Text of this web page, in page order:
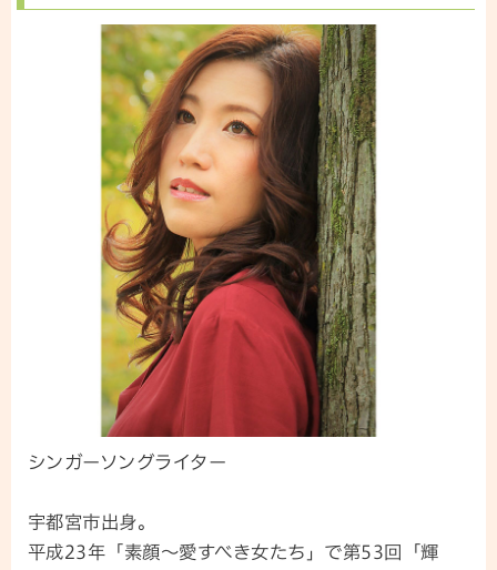
シンガーソングライター
宇都宮市出身。
平成23年「素顔～愛すべき女たち」で第53回「輝